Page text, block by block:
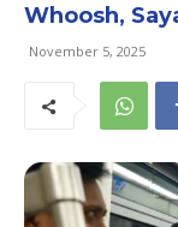
Whoosh,
November 5, 2025